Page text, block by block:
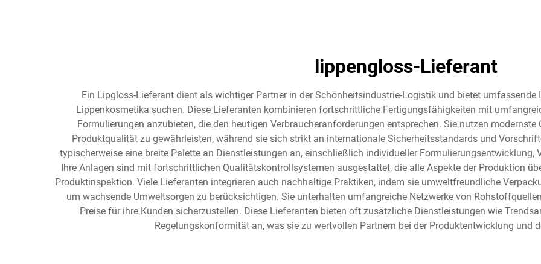
lippengloss-Lieferant
Ein Lipgloss-Lieferant dient als wichtiger Partner in der Schönheitsindustrie-Logistik und bietet
Lippenkosmetika suchen. Diese Lieferanten kombinieren fortschrittliche Fertigungsfähigkeiten mit
Formulierungen anzubieten, die den heutigen Verbraucheranforderungen entsprechen. Sie nutzen
Produktqualität zu gewährleisten, während sie sich strikt an internationale Sicherheitsstandards und
typischerweise eine breite Palette an Dienstleistungen an, einschließlich individueller Formulierungsentwicklung,
Ihre Anlagen sind mit fortschrittlichen Qualitätskontrollsystemen ausgestattet, die alle Aspekte der Produktion
Produktinspektion. Viele Lieferanten integrieren auch nachhaltige Praktiken, indem sie umweltfreundliche
um wachsende Umweltsorgen zu berücksichtigen. Sie unterhalten umfangreiche Netzwerke von
Preise für ihre Kunden sicherzustellen. Diese Lieferanten bieten oft zusätzliche Dienstleistungen wie
Regelungskonformität an, was sie zu wertvollen Partnern bei der Produktentwicklung und